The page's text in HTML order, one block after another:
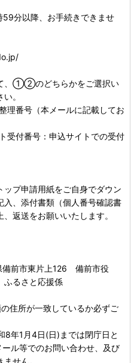
ップ申請用紙をご自身でダウ
の上、返送をお願いいたしま
の住所が一致しているか必ず
分以降、お手続きできませ
、①②のどちらかをご選択い
。
番号（本メールに記載してお
付番号：申込サイトでの受付
プ申請用紙をご自身でダウン
入、添付書類（個人番号確認書
返送をお願いいたします。
前市東片上126 備前市役
るさと応援係
住所が一致しているか必ずご
8年1月4日(日)までは閉庁日と
ル等でのお問い合わせ、及び